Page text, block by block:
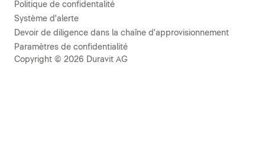
Politique de confidentalité
Système d'alerte
Devoir de diligence dans la chaîne d'approvisionnement
Paramètres de confidentialité
Copyright © 2026 Duravit AG